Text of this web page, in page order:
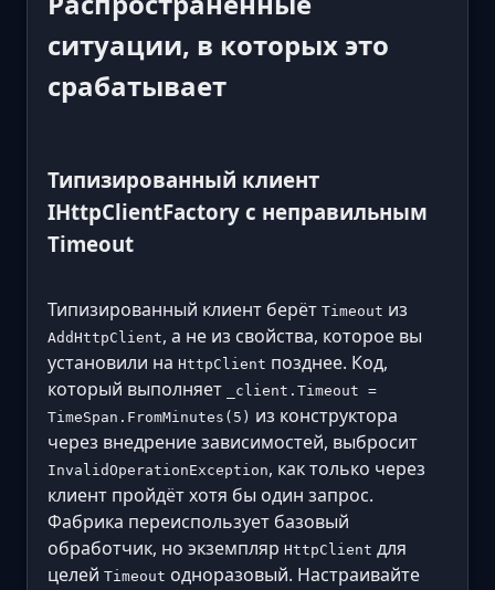
ситуации, в которых это
срабатывает
Типизированный клиент
IHttpClientFactory с неправильным
Timeout
Типизированный клиент берёт Timeout из
AddHttpClient, а не из свойства, которое вы
установили на HttpClient позднее. Код,
который выполняет
_client.Timeout =
TimeSpan.FromMinutes(5) из конструктора
через внедрение зависимостей, выбросит
InvalidOperationException, как только через
клиент пройдёт хотя бы один запрос.
Фабрика переиспользует базовый
обработчик, но экземпляр HttpClient для
целей Timeout одноразовый. Настраивайте